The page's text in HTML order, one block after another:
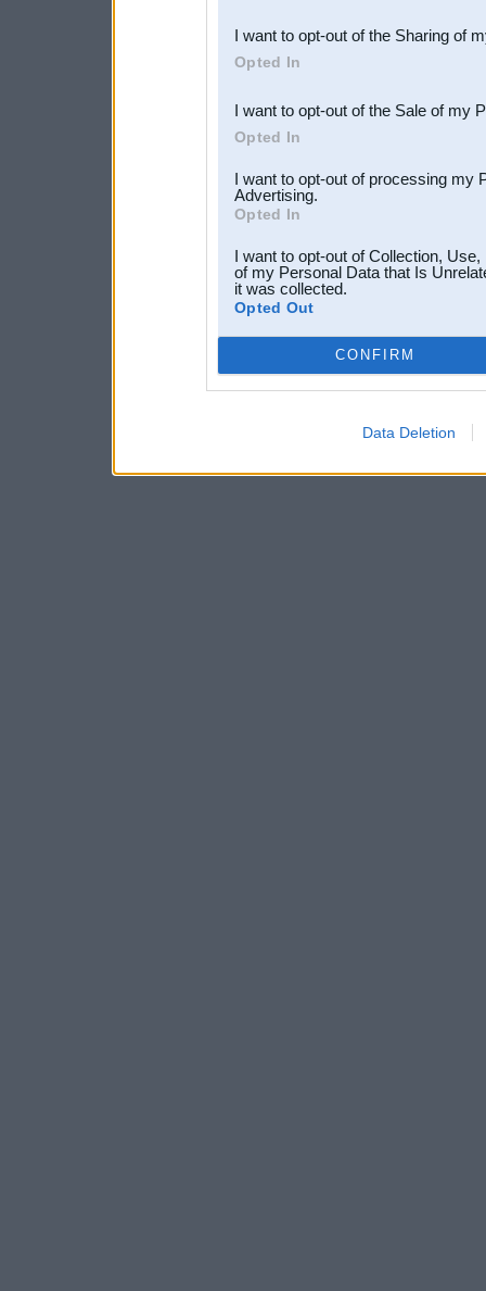
Downstream Participants
third parties.
I want to opt-out of the Sharing of
Opted In
I want to opt-out of the Sale of my
Opted In
I want to opt-out of processing my
Advertising.
Opted In
I want to opt-out of Collection,
of my Personal Data that Is
it was collected.
Opted Out
CONFIRM
Data Deletion